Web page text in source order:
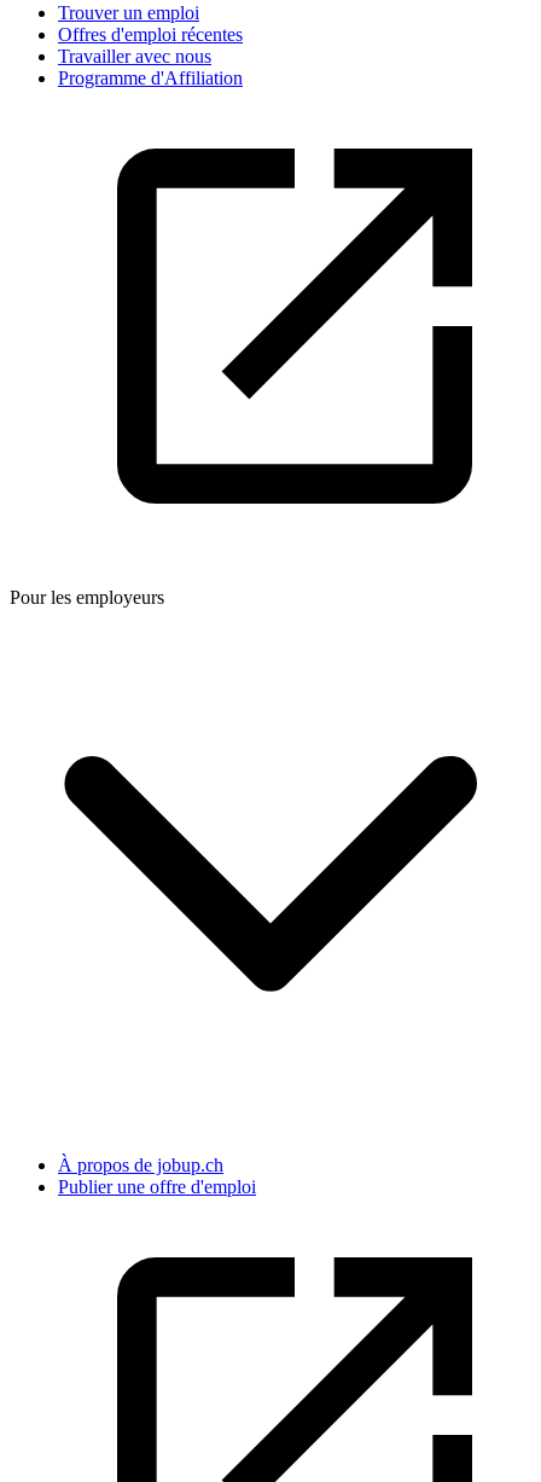
Trouver un emploi
Offres d'emploi récentes
Travailler avec nous
Programme d'Affiliation
Pour les employeurs
À propos de jobup.ch
Publier une offre d'emploi